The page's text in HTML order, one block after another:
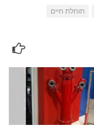
תוחלת חיים